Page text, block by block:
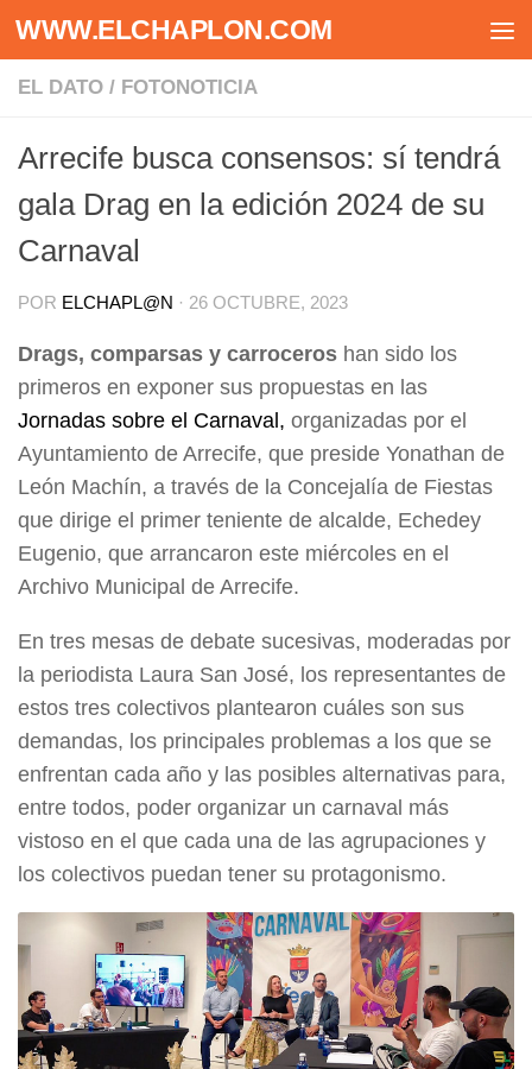
Saltar al contenido
WWW.ELCHAPLON.COM
EL DATO / FOTONOTICIA
Arrecife busca consensos: sí tendrá
gala Drag en la edición 2024 de su
Carnaval
POR ELCHAPL@N · 26 OCTUBRE, 2023
Drags, comparsas y carroceros han sido los
primeros en exponer sus propuestas en las
Jornadas sobre el Carnaval, organizadas por el
Ayuntamiento de Arrecife, que preside Yonathan de
León Machín, a través de la Concejalía de Fiestas
que dirige el primer teniente de alcalde, Echedey
Eugenio, que arrancaron este miércoles en el
Archivo Municipal de Arrecife.
En tres mesas de debate sucesivas, moderadas por
la periodista Laura San José, los representantes de
estos tres colectivos plantearon cuáles son sus
demandas, los principales problemas a los que se
enfrentan cada año y las posibles alternativas para,
entre todos, poder organizar un carnaval más
vistoso en el que cada una de las agrupaciones y
los colectivos puedan tener su protagonismo.